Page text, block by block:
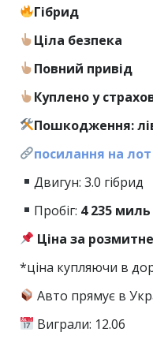
Гібрид
Ціла безпека
Повний привід
Куплено у
Пошкодження:
посилання на лот
Двигун: 3.0 гібрид
Пробіг: 4 235 миль
Ціна за
*ціна купляючи в
Авто прямує в
Виграли: 12.06